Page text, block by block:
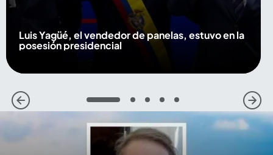
Luis Yagüé, el vendedor de panelas, estuvo en la
posesión presidencial
1 2 3 4 5